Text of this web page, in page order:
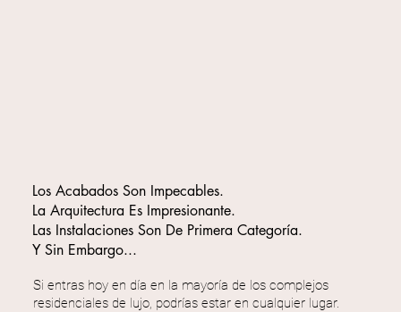
Los Acabados Son Impecables.
La Arquitectura Es Impresionante.
Las Instalaciones Son De Primera Categoría.
Y Sin Embargo...
Si entras hoy en día en la mayoría de los complejos
residenciales de lujo, podrías estar en cualquier lugar.